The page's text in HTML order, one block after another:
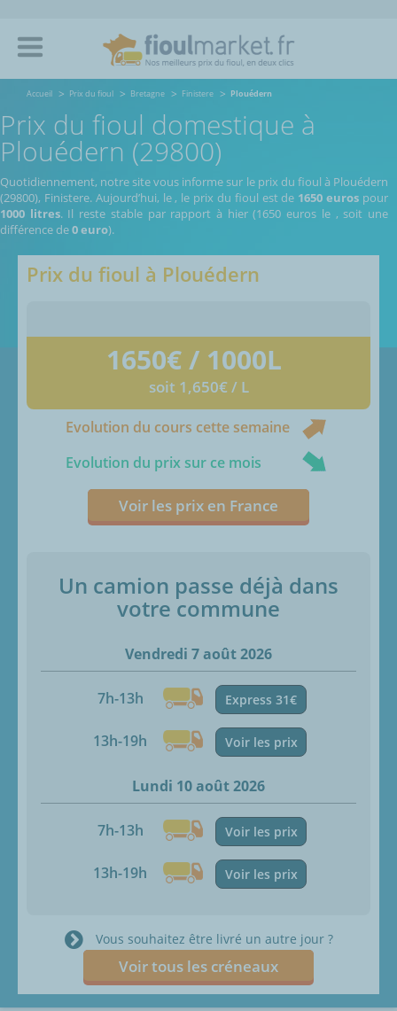
Accueil Prix du fioul Bretagne Finistere Plouédern
Prix du fioul domestique à
Plouédern (29800)
Quotidiennement, notre site vous informe sur le prix du fioul à Plouédern
(29800), Finistere. Aujourd’hui, le , le prix du fioul est de 1650 euros pour
1000 litres. Il reste stable par rapport à hier (1650 euros le , soit une
différence de0 euro).
Prix du fioul à Plouédern
1650€ / 1000L
soit 1,650€ / L
Evolution du cours cette semaine
Evolution du prix sur ce mois
Voir les prix en France
Un camion passe déjà dans
votre commune
Vendredi 7 août 2026
7h-13h Express 31€
13h-19h Voir les prix
Lundi 10 août 2026
7h-13h Voir les prix
13h-19h Voir les prix
Vous souhaitez être livré un autre jour ?
Voir tous les créneaux